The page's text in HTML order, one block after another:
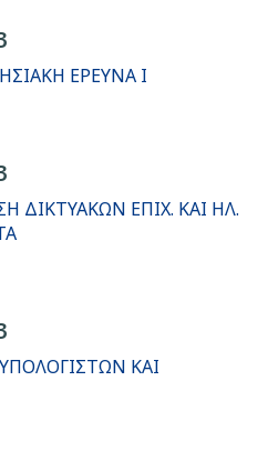
ΕΡΕΥΝΑ Ι
ΔΙΚΤΥΑΚΩΝ ΕΠΙΧ. ΚΑΙ ΗΛ.
ΚΑΙ